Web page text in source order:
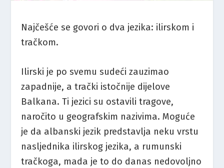
Najčešće se govori o dva jezika: ilirskom i
tračkom.
Ilirski je po svemu sudeći zauzimao
zapadnije, a trački istočnije dijelove
Balkana. Ti jezici su ostavili tragove,
naročito u geografskim nazivima. Moguće
je da albanski jezik predstavlja neku vrstu
nasljednika ilirskog jezika, a rumunski
tračkoga, mada je to do danas nedovoljno